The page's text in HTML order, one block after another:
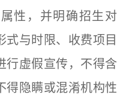
性，并明确招生对
式与时限、收费项目
行虚假宣传，不得含
得隐瞒或混淆机构性